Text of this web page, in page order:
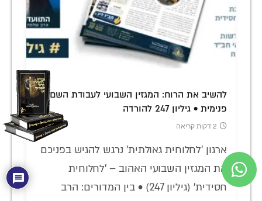
להשיב את הרוח: המגזין השבועי לעבודת השם
פנימית • גיליון 247 להורדה
2 דקות קריאה
ארגון 'לחלוחית גאולתית' נרגש להגיש בפניכם
את המגזין השבועי האהוב – 'לחלוחית
חסידית' (גיליון 247) • בין המדורים: הרב